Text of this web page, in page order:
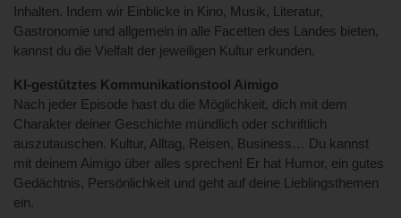
Inhalten. Indem wir Einblicke in Kino, Musik, Literatur,
Gastronomie und allgemein in alle Facetten des Landes bieten,
kannst du die Vielfalt der jeweiligen Kultur erkunden.
KI-gestütztes Kommunikationstool Aimigo
Nach jeder Episode hast du die Möglichkeit, dich mit dem
Charakter deiner Geschichte mündlich oder schriftlich
auszutauschen. Kultur, Alltag, Reisen, Business… Du kannst
mit deinem Aimigo über alles sprechen! Er hat Humor, ein gutes
Gedächtnis, Persönlichkeit und geht auf deine Lieblingsthemen
ein.